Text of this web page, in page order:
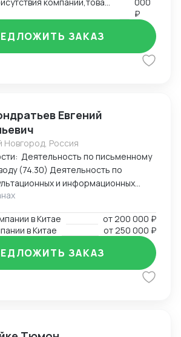
в регионе
₽
ЗАКАЗ
Евгений
Новгород, Россия
Деятельность по письменному
(74.30) Деятельность по
и информационных
по бронированию прочие и
(79.90)
в Китае
от200 000 ₽
в Китае
от250 000 ₽
ЗАКАЗ